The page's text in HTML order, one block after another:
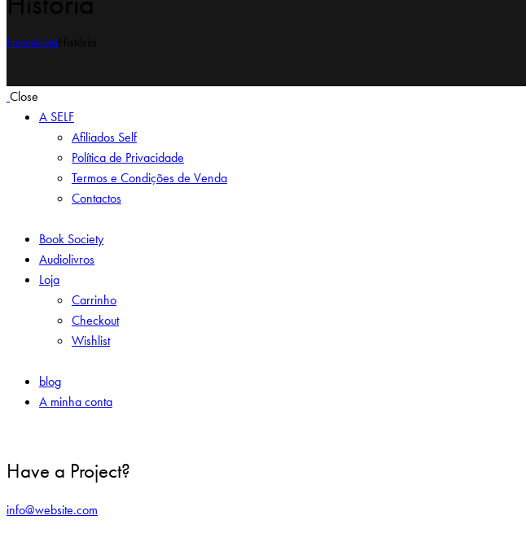
HomeLoja
Close
A SELF
Afiliados Self
Política de Privacidade
Termos e Condições de Venda
Contactos
Book Society
Audiolivros
Loja
Carrinho
Checkout
Wishlist
blog
A minha conta
Have a Project?
info@website.com